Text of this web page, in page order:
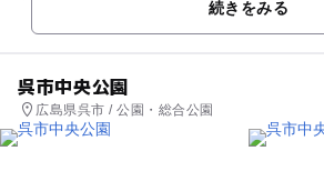
続きをみる
呉市中央公園
広島県呉市 / 公園・総合公園